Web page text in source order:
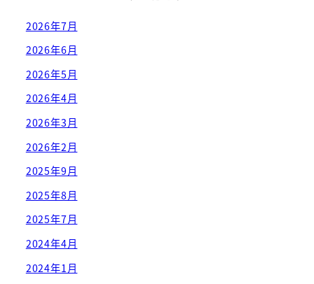
2026年7月
2026年6月
2026年5月
2026年4月
2026年3月
2026年2月
2025年9月
2025年8月
2025年7月
2024年4月
2024年1月